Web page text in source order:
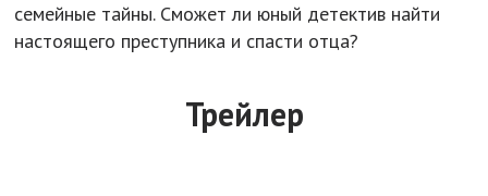
семейные тайны. Сможет ли юный детектив найти
настоящего преступника и спасти отца?
Трейлер